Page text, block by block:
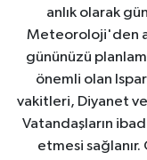
anlık olarak
Meteoroloji'den
gününüzü
önemli olan
vakitleri, Diyanet
Vatandaşların
etmesi sağlanır.